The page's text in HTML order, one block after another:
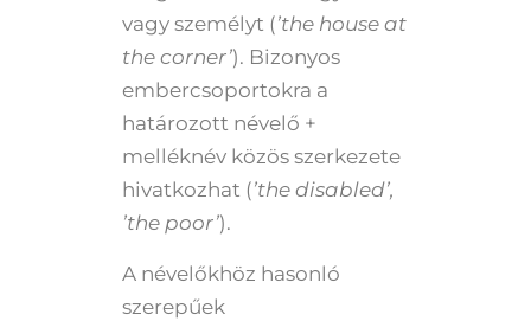
vagy személyt (’the house at
the corner’). Bizonyos
embercsoportokra a
határozott névelő +
melléknév közös szerkezete
hivatkozhat (’the disabled’,
’the poor’).
A névelőkhöz hasonló
szerepűek